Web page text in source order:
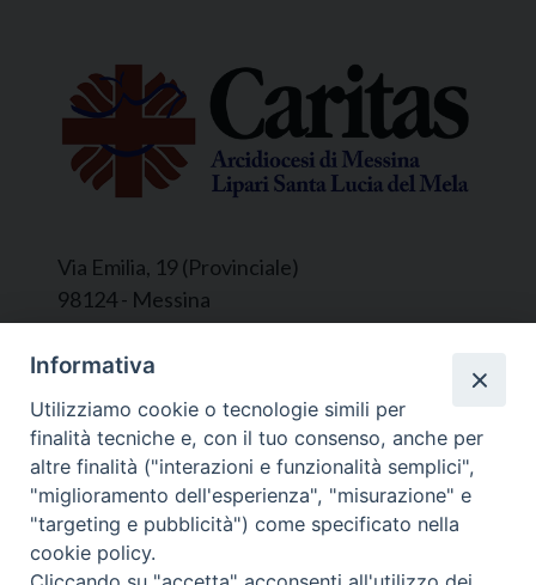
Via Emilia, 19 (Provinciale)
98124 - Messina
Segreteria e Amministrazione:
L’Ufficio è aperto tutti i giorni da lunedì a
venerdì, dalle ore 9.30 alle ore 12.30.
Tel. 090.9146045
mail:ufficiocaritas@diocesimessina.it.
Seguici su
Informativa
Utilizziamo cookie o tecnologie simili per
finalità tecniche e, con il tuo consenso, anche per
altre finalità ("interazioni e funzionalità semplici",
"miglioramento dell'esperienza", "misurazione" e
"targeting e pubblicità") come specificato nella
cookie policy.